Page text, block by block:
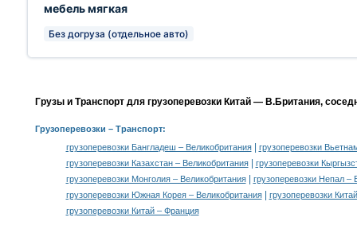
мебель мягкая
Без догруза (отдельное авто)
Грузы и Транспорт для грузоперевозки Китай — В.Британия,
Грузоперевозки – Транспорт:
грузоперевозки Бангладеш – Великобритания|
грузоперевозки
грузоперевозки Казахстан – Великобритания|
грузоперевозки
грузоперевозки Монголия – Великобритания|
грузоперевозки Непал –
грузоперевозки Южная Корея – Великобритания|
грузоперевозки
грузоперевозки Китай – Франция